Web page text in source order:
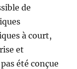
de
à court,
et
été conçue